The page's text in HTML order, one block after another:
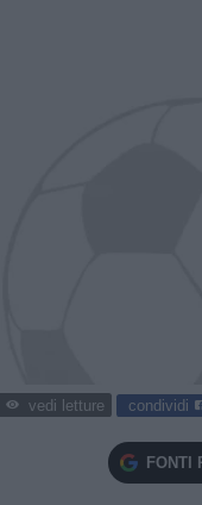
vedi letture condividi
FONTI